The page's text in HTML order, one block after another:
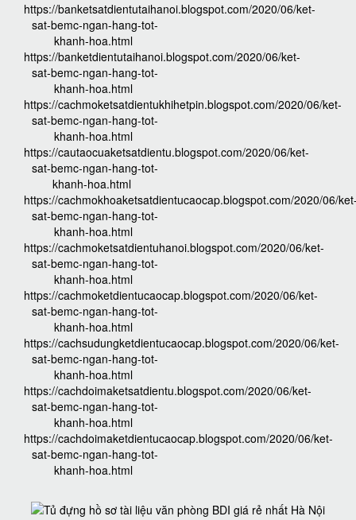
https://banketsatdientutaihanoi.blogspot.com/2020/06/ket-
sat-bemc-ngan-hang-tot-
khanh-hoa.html
https://banketdientutaihanoi.blogspot.com/2020/06/ket-
sat-bemc-ngan-hang-tot-
khanh-hoa.html
https://cachmoketsatdientukhihetpin.blogspot.com/2020/06/ket-
sat-bemc-ngan-hang-tot-
khanh-hoa.html
https://cautaocuaketsatdientu.blogspot.com/2020/06/ket-
sat-bemc-ngan-hang-tot-
khanh-hoa.html
https://cachmokhoaketsatdientucaocap.blogspot.com/2020/06/
sat-bemc-ngan-hang-tot-
khanh-hoa.html
https://cachmoketsatdientuhanoi.blogspot.com/2020/06/ket-
sat-bemc-ngan-hang-tot-
khanh-hoa.html
https://cachmoketdientucaocap.blogspot.com/2020/06/ket-
sat-bemc-ngan-hang-tot-
khanh-hoa.html
https://cachsudungketdientucaocap.blogspot.com/2020/06/ket-
sat-bemc-ngan-hang-tot-
khanh-hoa.html
https://cachdoimaketsatdientu.blogspot.com/2020/06/ket-
sat-bemc-ngan-hang-tot-
khanh-hoa.html
https://cachdoimaketdientucaocap.blogspot.com/2020/06/ket-
sat-bemc-ngan-hang-tot-
khanh-hoa.html